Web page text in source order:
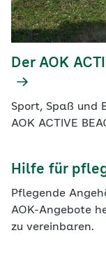
Der AOK
Sport, Spaß und
AOK ACTIVE
Hilfe für
Pflegende
AOK-Angebote
zu vereinbaren.